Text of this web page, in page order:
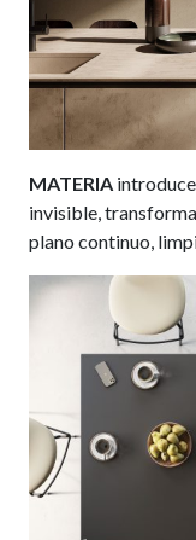
MATERIAintroduce
invisible,
plano continuo,